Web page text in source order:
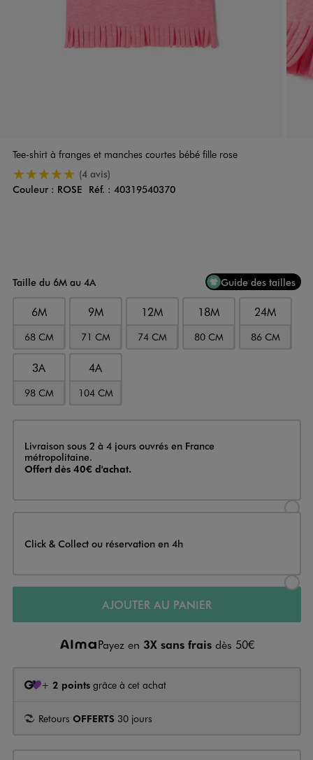
Tee-shirt à franges et manches courtes bébé fille rose
5/5 de moyenne(4 avis)
Couleur
Couleur : ROSE Réf. : 40319540370
Taille du 6M au 4A Guide des tailles
6M
68 CM
9M
71 CM
12M
74 CM
18M
80 CM
24M
86 CM
3A
98 CM
4A
104 CM
Livraison
Livraison sous 2 à 4 jours ouvrés en France
métropolitaine.
Offert dès 40€ d'achat.
Click & Collect ou réservation en 4h
AJOUTER AU PANIER
Payez en 3X sans frais dès 50€
+ 2 points grâce à cet achat
Retours OFFERTS 30 jours